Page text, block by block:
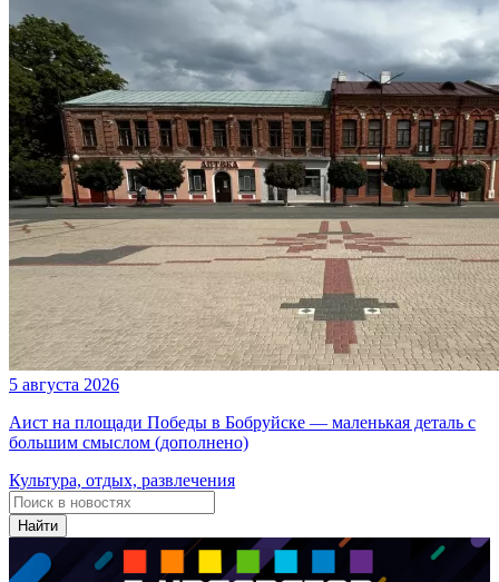
5 августа 2026
Аист на площади Победы в Бобруйске — маленькая деталь с
большим смыслом (дополнено)
Культура, отдых, развлечения
Найти